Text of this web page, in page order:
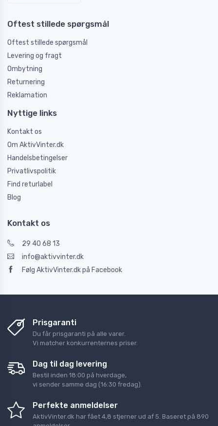
Oftest stillede spørgsmål
Oftest stillede spørgsmål
Levering og fragt
Ombytning
Returnering
Reklamation
Nyttige links
Kontakt os
Om AktivVinter.dk
Handelsbetingelser
Privatlivspolitik
Find returlabel
Blog
Kontakt os
29 40 68 13
info@aktivvinter.dk
Følg AktivVinter.dk på Facebook
Prisgaranti
Du får prisgaranti på alle varer.
Vi matcher konkurrenternes priser.
Dag til dag levering
Bestil inden 18:00 på hverdage,
vi sender samme dag (16:30 fredag).
Perfekte anmeldelser
AktivVinter.dk har fået 4,8 stjerner ud af 5 . Baseret på 890